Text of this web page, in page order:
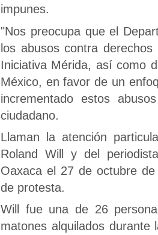
impunes.
"Nos preocupa que el
los abusos contra
Iniciativa Mérida, así como
México, en favor de un
incrementado estos
ciudadano.
Llaman la atención
Roland Will y del
Oaxaca el 27 de octubre
de protesta.
Will fue una de 26
matones alquilados